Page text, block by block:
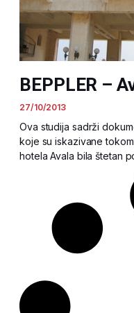
BEPPLER –
27/10/2013
Ova studija sadrži
koje su iskazivane
hotela Avala bila štetan